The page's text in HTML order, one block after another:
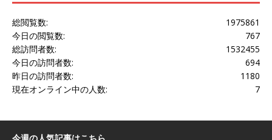
1975861
総閲覧数:
767
今日の閲覧数:
1532455
総訪問者数:
694
今日の訪問者数:
1180
昨日の訪問者数:
7
現在オンライン中の人数: